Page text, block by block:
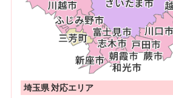
埼玉県 対応エリア